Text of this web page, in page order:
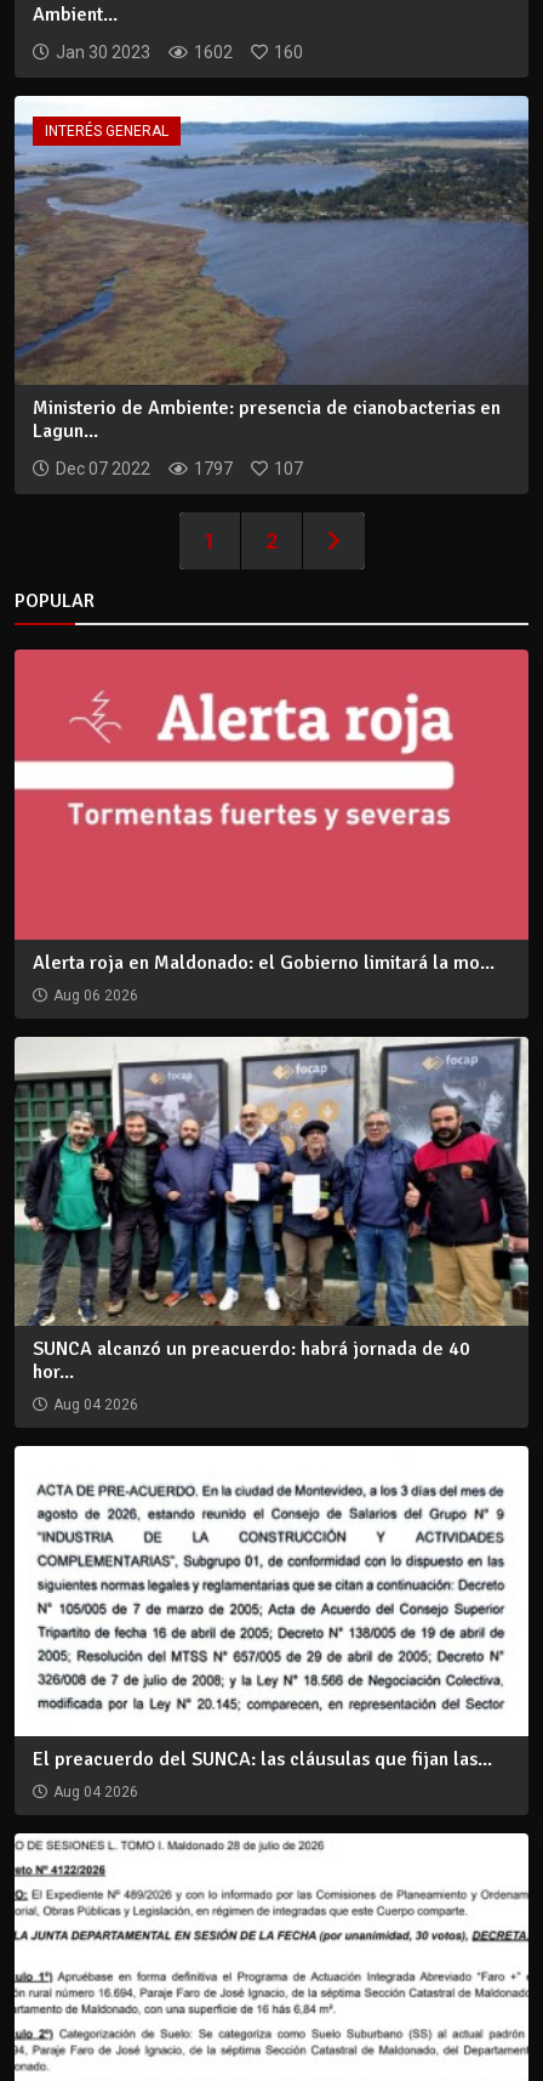
Ambient...
Jan 30 2023 1602 160
INTERÉS GENERAL
Ministerio de Ambiente: presencia de cianobacterias en
Lagun...
Dec 07 2022 1797 107
1 2
POPULAR
Alerta roja en Maldonado: el Gobierno limitará la mo...
Aug 06 2026
SUNCA alcanzó un preacuerdo: habrá jornada de 40
hor...
Aug 04 2026
El preacuerdo del SUNCA: las cláusulas que fijan las...
Aug 04 2026